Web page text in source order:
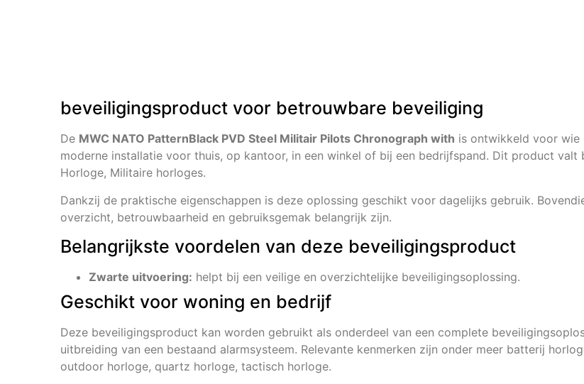
beveiligingsproduct voor betrouwbare beveiliging
De MWC NATO PatternBlack PVD Steel Militair Pilots Chronograph with is ontwikkeld voor wie
moderne installatie voor thuis, op kantoor, in een winkel of bij een bedrijfspand. Dit product
Horloge, Militaire horloges.
Dankzij de praktische eigenschappen is deze oplossing geschikt voor dagelijks gebruik.
overzicht, betrouwbaarheid en gebruiksgemak belangrijk zijn.
Belangrijkste voordelen van deze beveiligingsproduct
Zwarte uitvoering: helpt bij een veilige en overzichtelijke beveiligingsoplossing.
Geschikt voor woning en bedrijf
Deze beveiligingsproduct kan worden gebruikt als onderdeel van een complete
uitbreiding van een bestaand alarmsysteem. Relevante kenmerken zijn onder meer batterij
outdoor horloge, quartz horloge, tactisch horloge.